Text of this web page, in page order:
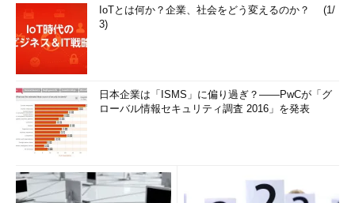
IoTとは何か？企業、社会をどう変えるのか？ (1/
3)
日本企業は「ISMS」に偏り過ぎ？――PwCが「グ
ローバル情報セキュリティ調査 2016」を発表